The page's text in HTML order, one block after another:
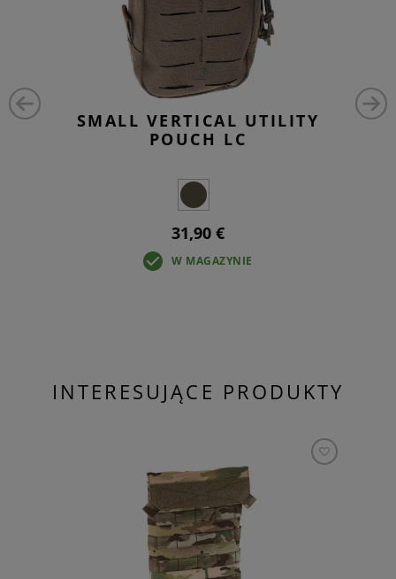
SMALL VERTICAL UTILITY
POUCH LC
31,90 €
W MAGAZYNIE
INTERESUJĄCE PRODUKTY